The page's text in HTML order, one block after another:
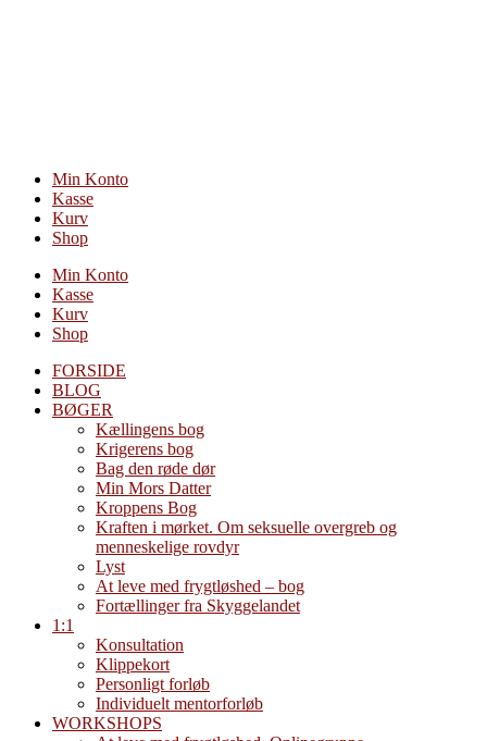
Min Konto
Kasse
Kurv
Shop
Min Konto
Kasse
Kurv
Shop
FORSIDE
BLOG
BØGER
Kællingens bog
Krigerens bog
Bag den røde dør
Min Mors Datter
Kroppens Bog
Kraften i mørket. Om seksuelle overgreb og
menneskelige rovdyr
Lyst
At leve med frygtløshed – bog
Fortællinger fra Skyggelandet
1:1
Konsultation
Klippekort
Personligt forløb
Individuelt mentorforløb
WORKSHOPS